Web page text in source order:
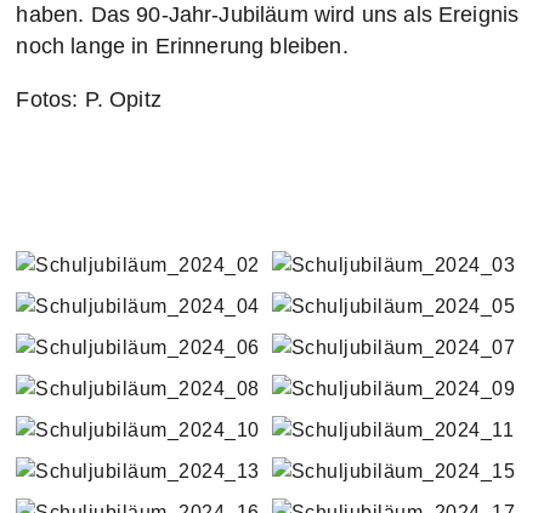
haben. Das 90-Jahr-Jubiläum wird uns als Ereignis
noch lange in Erinnerung bleiben.
Fotos: P. Opitz